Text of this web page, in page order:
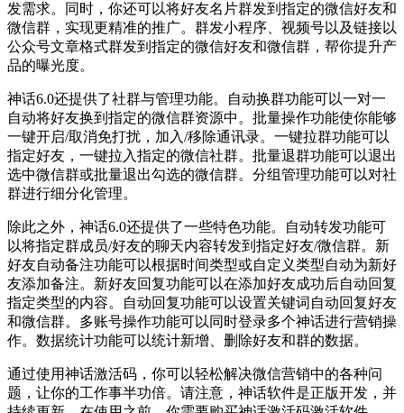
发需求。同时，你还可以将好友名片群发到指定的微信好友和
微信群，实现更精准的推广。群发小程序、视频号以及链接以
公众号文章格式群发到指定的微信好友和微信群，帮你提升产
品的曝光度。
神话6.0还提供了社群与管理功能。自动换群功能可以一对一
自动将好友换到指定的微信群资源中。批量操作功能使你能够
一键开启/取消免打扰，加入/移除通讯录。一键拉群功能可以
指定好友，一键拉入指定的微信社群。批量退群功能可以退出
选中微信群或批量退出勾选的微信群。分组管理功能可以对社
群进行细分化管理。
除此之外，神话6.0还提供了一些特色功能。自动转发功能可
以将指定群成员/好友的聊天内容转发到指定好友/微信群。新
好友自动备注功能可以根据时间类型或自定义类型自动为新好
友添加备注。新好友回复功能可以在添加好友成功后自动回复
指定类型的内容。自动回复功能可以设置关键词自动回复好友
和微信群。多账号操作功能可以同时登录多个神话进行营销操
作。数据统计功能可以统计新增、删除好友和群的数据。
通过使用神话激活码，你可以轻松解决微信营销中的各种问
题，让你的工作事半功倍。请注意，神话软件是正版开发，并